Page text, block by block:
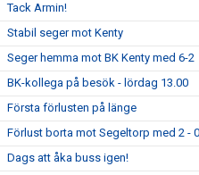
Tack Armin!
Stabil seger mot Kenty
Seger hemma mot BK Kenty med 6-2
BK-kollega på besök - lördag 13.00
Första förlusten på länge
Förlust borta mot Segeltorp med 2 - 0
Dags att åka buss igen!